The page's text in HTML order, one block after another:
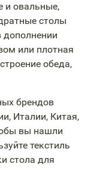
и овальные,
столы
или плотная
обеда,
брендов
Италии, Китая,
вы нашли
текстиль
стола для